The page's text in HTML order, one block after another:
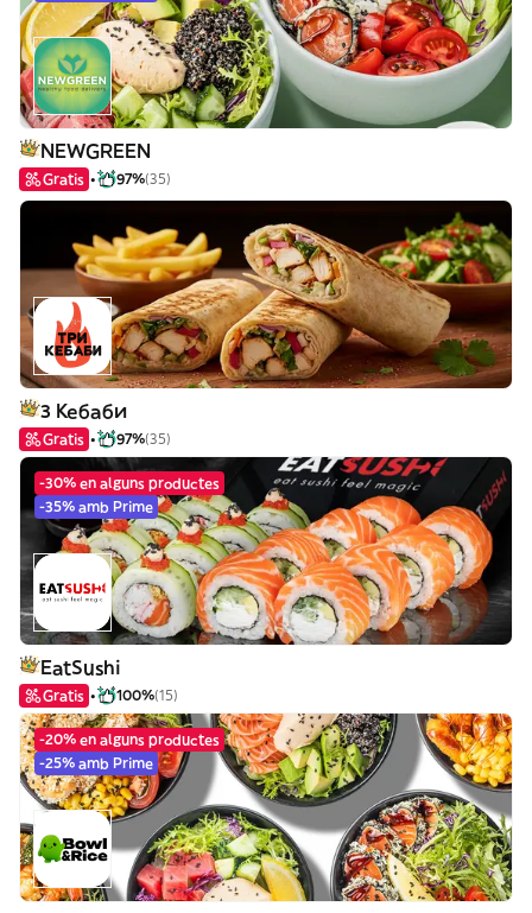
NEWGREEN
Gratis 97%(35)
3 Кебаби
Gratis 97%(35)
-30% en alguns productes
-35% amb Prime
EatSushi
Gratis 100%(15)
-20% en alguns productes
-25% amb Prime